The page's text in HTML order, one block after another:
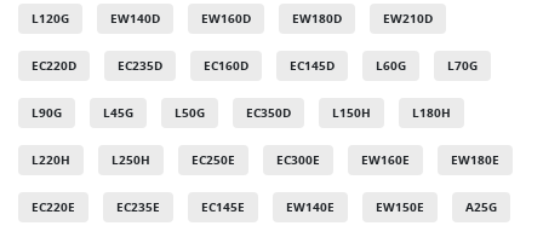
L120G EW140D EW160D EW180D EW210D
EC220D EC235D EC160D EC145D L60G L70G
L90G L45G L50G EC350D L150H L180H
L220H L250H EC250E EC300E EW160E EW180E
EC220E EC235E EC145E EW140E EW150E A25G